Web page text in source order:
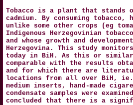
Tobacco is a plant that stands
cadmium. By consuming
unlike some other crops (eg
Indigenous Herzegovinian
and whose growth and
Herzegovina. This study
today in BiH. As this or similar
comparable with the results
and for which there are
locations from all over BiH,
medium inserts, hand-made
condensate samples were
concluded that there is a